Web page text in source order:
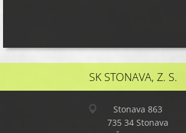
SK STONAVA, Z. S.
Stonava 863
735 34 Stonava